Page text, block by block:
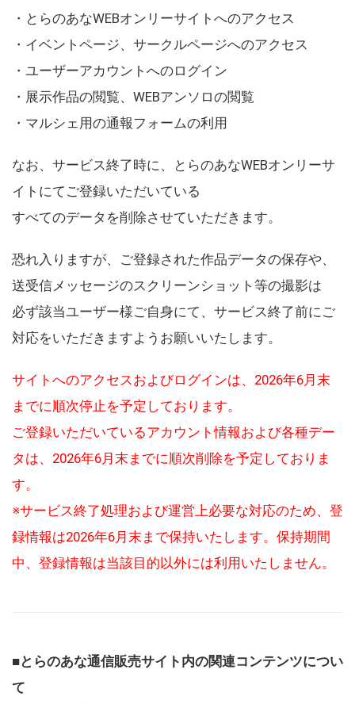
・とらのあなWEBオンリーサイトへのアクセス
・イベントページ、サークルページへのアクセス
・ユーザーアカウントへのログイン
・展示作品の閲覧、WEBアンソロの閲覧
・マルシェ用の通報フォームの利用
なお、サービス終了時に、とらのあなWEBオンリーサ
イトにてご登録いただいている
すべてのデータを削除させていただきます。
恐れ入りますが、ご登録された作品データの保存や、
送受信メッセージのスクリーンショット等の撮影は
必ず該当ユーザー様ご自身にて、サービス終了前にご
対応をいただきますようお願いいたします。
サイトへのアクセスおよびログインは、2026年6月末
までに順次停止を予定しております。
ご登録いただいているアカウント情報および各種デー
タは、2026年6月末までに順次削除を予定しておりま
す。
※サービス終了処理および運営上必要な対応のため、登
録情報は2026年6月末まで保持いたします。保持期間
中、登録情報は当該目的以外には利用いたしません。
■とらのあな通信販売サイト内の関連コンテンツについ
て